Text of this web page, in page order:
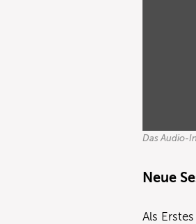
Das Audio-
Neue
Als